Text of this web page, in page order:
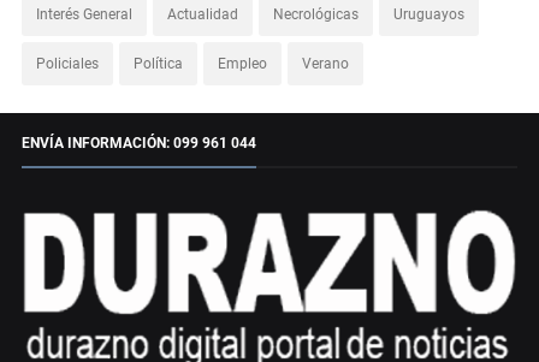
Interés General Actualidad Necrológicas Uruguayos
Policiales Política Empleo Verano
ENVÍA INFORMACIÓN: 099 961 044